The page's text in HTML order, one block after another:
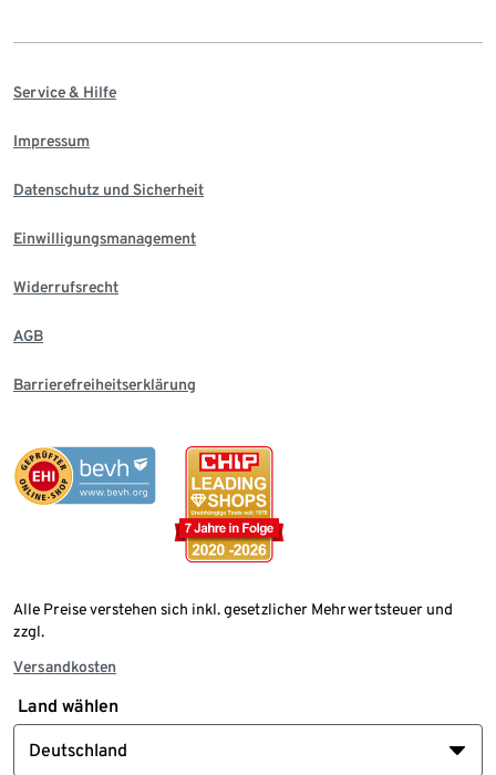
Service & Hilfe
Impressum
Datenschutz und Sicherheit
Einwilligungsmanagement
Widerrufsrecht
AGB
Barrierefreiheitserklärung
Alle Preise verstehen sich inkl. gesetzlicher Mehrwertsteuer und
zzgl.
Versandkosten
Land wählen
Deutschland